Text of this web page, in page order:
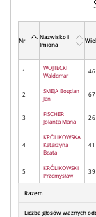
Nr
Nazwisko i
Imiona
1
WOJTECKI
Waldemar
46
2
SMEJA Bogdan
Jan
67
3
FISCHER
Jolanta Maria
26
4
KRÓLIKOWSKA
Katarzyna
Beata
41
5
KRÓLIKOWSKI
Przemysław
39
Razem
Liczba głosów ważnych